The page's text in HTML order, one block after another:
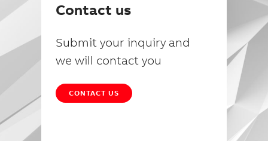
Contact us
Submit your inquiry and
we will contact you
CONTACT US